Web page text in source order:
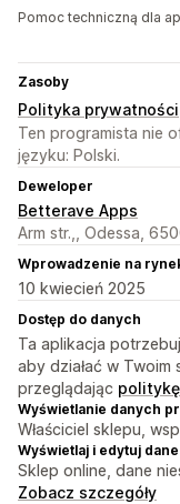
Pomoc techniczną dla
Zasoby
Polityka prywatności
Ten programista nie
języku: Polski.
Deweloper
Betterave Apps
Arm str.,, Odessa,
Wprowadzenie na
10 kwiecień 2025
Dostęp do danych
Ta aplikacja
aby działać w
przeglądając
Wyświetlanie danych
Właściciel sklepu,
Wyświetlaj i edytuj
Sklep online, dane
Zobacz szczegóły